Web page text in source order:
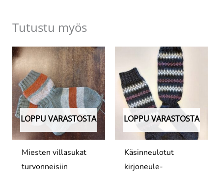
Tutustu myös
LOPPU VARASTOSTA
Miesten villasukat
turvonneisiin
LOPPU VARASTOSTA
Käsinneulotut
kirjoneule-